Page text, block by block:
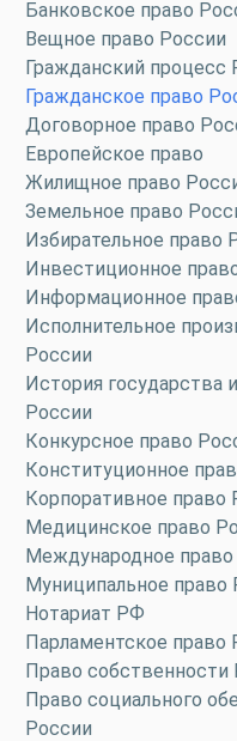
Банковское право
Вещное право России
Гражданский процесс
Гражданское право
Договорное право
Европейское право
Жилищное право
Земельное право
Избирательное право
Инвестиционное
Информационное
Исполнительное
России
История государства
России
Конкурсное право
Конституционное
Корпоративное право
Медицинское право
Международное право
Муниципальное право
Нотариат РФ
Парламентское право
Право собственности
Право социального
России